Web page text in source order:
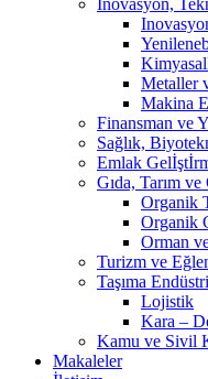
Inovasyon,
Metaller
Makina
Finansman ve
Sağlık,
Emlak
Gıda, Tarım ve
Organik
Organik
Orman
Turizm ve
Taşıma
Lojistik
Kara –
Kamu ve Sivil
Makaleler